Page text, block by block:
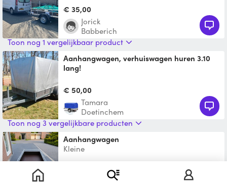
retour bij het verv
€ 35,00
jorick
Babberich
Toon nog 1 vergelijkbaar product
Aanhangwagen, verhuiswagen huren 3.10
lang!
op zoek naar een grote aanhanger die je
bijna niet voelt ach
€ 50,00
Tamara
Doetinchem
Toon nog 3 vergelijkbare producten
Aanhangwagen
Kleine